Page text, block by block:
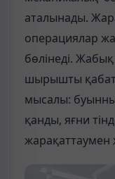
аталынады.
операциялар
бөлінеді.
шырышты
мысалы:
қанды, яғни
жарақаттаумен